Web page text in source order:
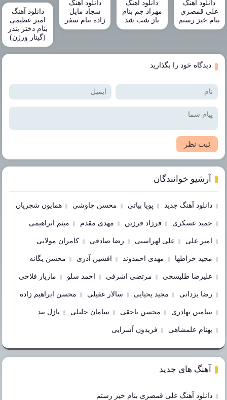
دانلود آهنگ
علی قمصری
بنام خیز رستم
دانلود آهنگ
مهراد جم بنام
باز شب شد
دانلود آهنگ
سجاد مایل
زاده بنام سفر
دانلود آهنگ
امیر عظیمی
بنام دختر بندر
(گیتار ورژن)
دیدگاه خود را بگذارید
ثبت نظر
آرشیو خوانندگان
دانلود آهنگ جدید پویا بیاتی محسن چاوشی همایون شجریان
حمید عسکری فرزاد فرزین مهدی مقدم میثم ابراهیمی
امیر علی علی لهراسبی رضا صادقی کامران مولایی
مجید خراطها مهدی احمدوند افشین آذری محسن یگانه
علیرضا طلیسچی مرتضی اشرفی احمد سلو مازیار فلاحی
رضا یزدانی مجید یحیایی سالار عقیلی محسن ابراهیم زاده
بنیامین بهادری محسن یاحقی سامان جلیلی پازل بند
بهنام علمشاهی فریدون آسرایی
آهنگ های جدید
دانلود آهنگ علی قمصری بنام خیز رستم